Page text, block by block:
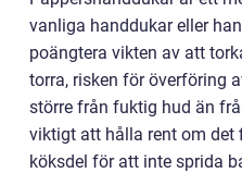
vanliga handdukar eller
poängtera vikten av att
torra, risken för överföring
större från fuktig hud än
viktigt att hålla rent om det
köksdel för att inte sprida